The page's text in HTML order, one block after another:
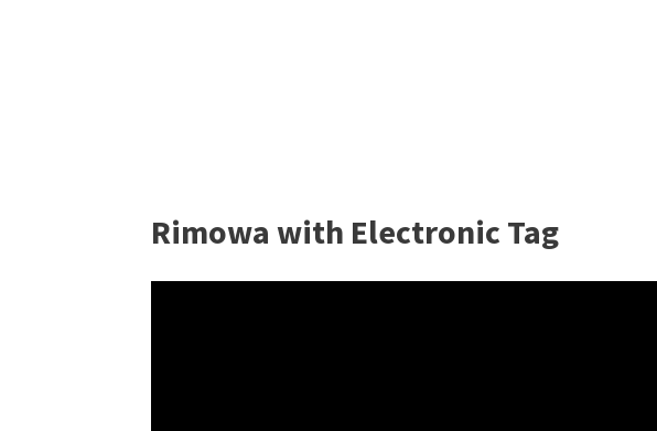
Rimowa with Electronic Tag